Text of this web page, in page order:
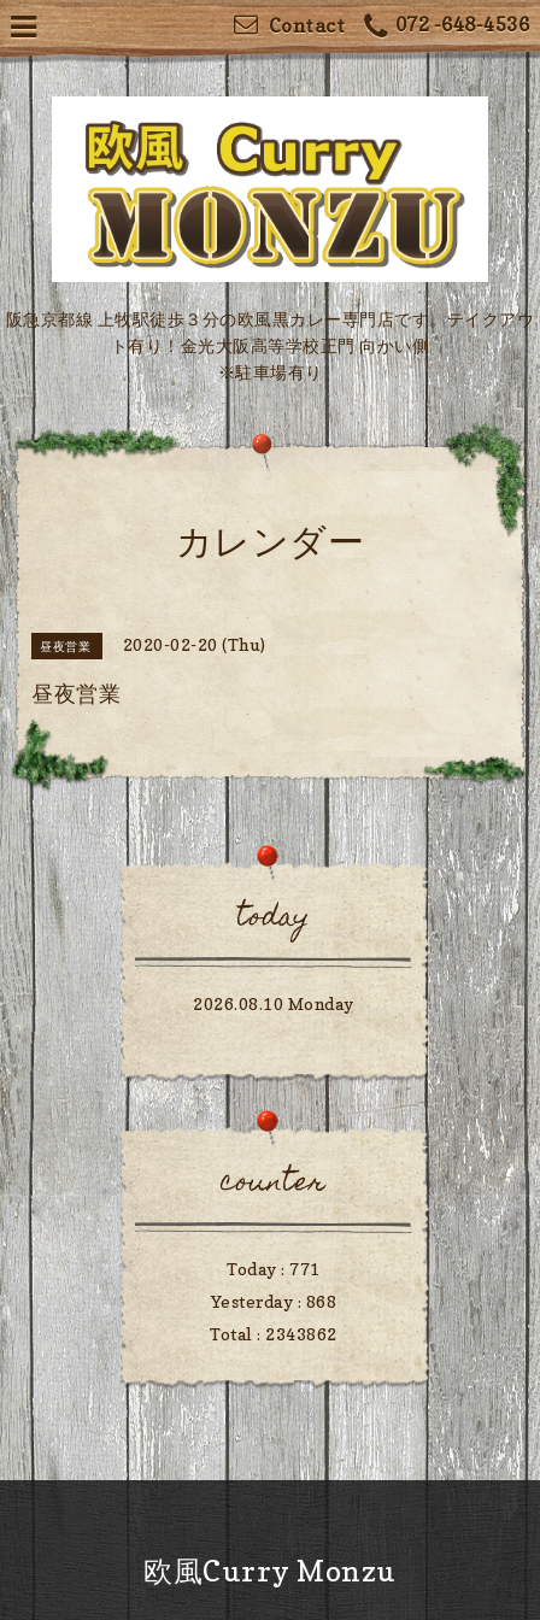
072 -648-4536
Contact
阪急京都線 上牧駅徒歩３分の欧風黒カレー専門店です。テイクアウ
ト有り！金光大阪高等学校正門 向かい側
※駐車場有り
カレンダー
昼夜営業 2020-02-20 (Thu)
昼夜営業
today
2026.08.10 Monday
counter
Today :771
Yesterday : 868
Total : 2343862
欧風Curry Monzu